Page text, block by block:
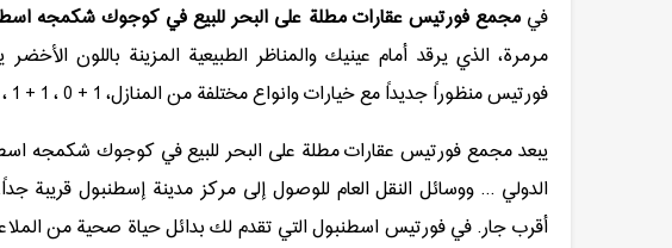
فيمجمع فورتيس عقارات مطلة على البحر للبيع في كوجوك شكمجه
مرمرة، الذي يرقد أمام عينيك والمناظر الطبيعية المزينة باللون
فورتيس منظوراً جديداً مع خيارات وانواع مختلفة من المنازل، 1 + 0 ، 1 + 1 ، 2 + 1 للناشئين العصريين والمتطورين.
يبعد مجمع فورتيس عقارات مطلة على البحر للبيع في كوجوك شكمجه
الدولي ... ووسائل النقل العام للوصول إلى مركز مدينة إسطنبول قريبة
أقرب جار. في فورتيس اسطنبول التي تقدم لك بدائل حياة صحية من